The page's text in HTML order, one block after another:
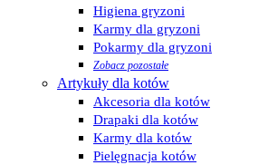
Higiena gryzoni
Karmy dla gryzoni
Pokarmy dla gryzoni
Zobacz pozostałe
Artykuły dla kotów
Akcesoria dla kotów
Drapaki dla kotów
Karmy dla kotów
Pielęgnacja kotów